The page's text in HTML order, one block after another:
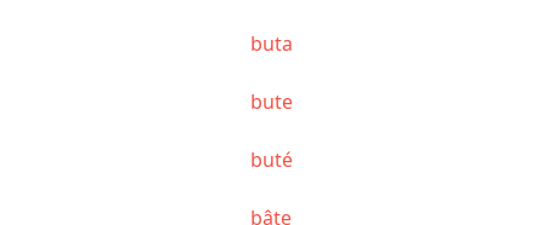
buta
bute
buté
bâte